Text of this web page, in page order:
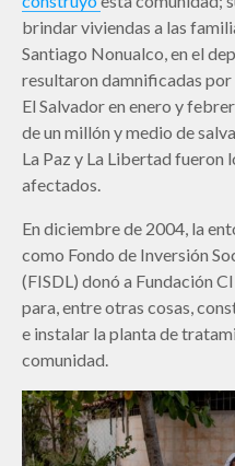
brindar viviendas a las
Santiago Nonualco, en el
resultaron damnificadas
El Salvador en enero y
de un millón y medio de
La Paz y La Libertad fueron
afectados.
En diciembre de 2004, la
como Fondo de Inversión
(FISDL) donó a Fundación
para, entre otras cosas,
e instalar la planta de
comunidad.